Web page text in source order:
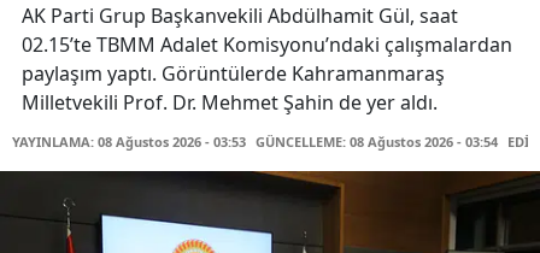
AK Parti Grup Başkanvekili Abdülhamit Gül, saat
02.15’te TBMM Adalet Komisyonu’ndaki çalışmalardan
paylaşım yaptı. Görüntülerde Kahramanmaraş
Milletvekili Prof. Dr. Mehmet Şahin de yer aldı.
YAYINLAMA: 08 Ağustos 2026 - 03:53 GÜNCELLEME: 08 Ağustos 2026 - 03:54